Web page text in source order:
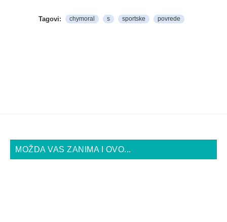
Tagovi: chymoral s sportske povrede
MOŽDA VAS ZANIMA I OVO...